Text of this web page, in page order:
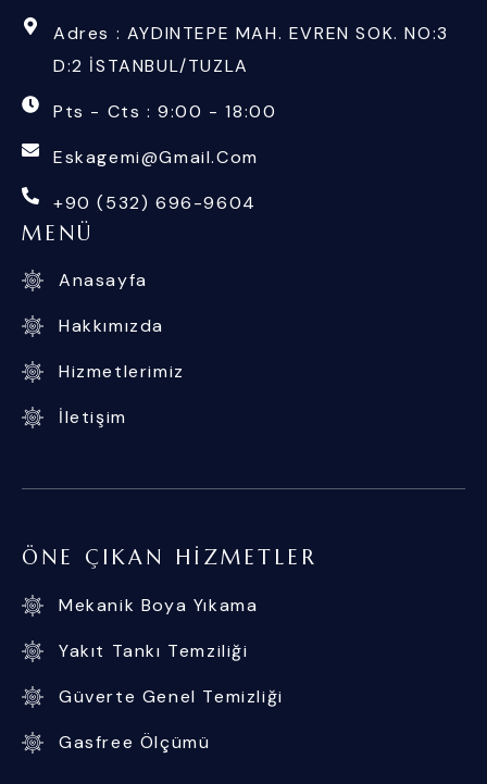
Adres : AYDINTEPE MAH. EVREN SOK. NO:3
D:2 İSTANBUL/TUZLA
Pts - Cts : 9:00 - 18:00
Eskagemi@gmail.com
+90 (532) 696-9604
MENÜ
Anasayfa
Hakkımızda
Hizmetlerimiz
İletişim
ÖNE ÇIKAN HIZMETLER
Mekanik Boya Yıkama
Yakıt Tankı Temziliği
Güverte Genel Temizliği
Gasfree Ölçümü